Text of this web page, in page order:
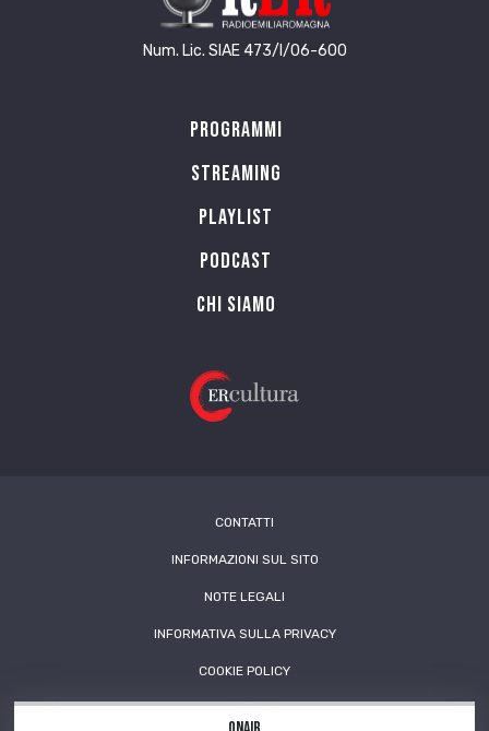
Num. Lic. SIAE 473/I/06-600
Programmi
Streaming
Playlist
PODCAST
Chi siamo
CONTATTI
INFORMAZIONI SUL SITO
NOTE LEGALI
INFORMATIVA SULLA PRIVACY
COOKIE POLICY